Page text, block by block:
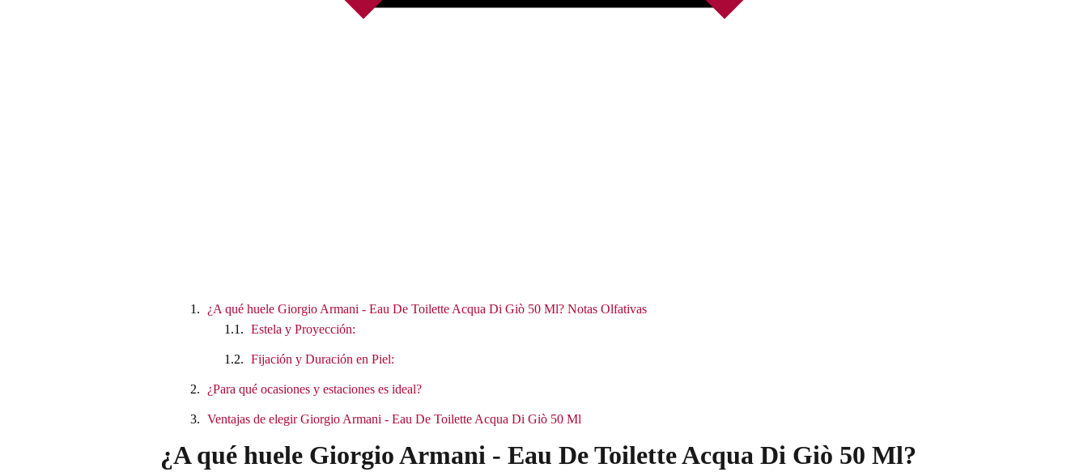
¿A qué huele Giorgio Armani - Eau De Toilette Acqua Di Giò 50 Ml? Notas Olfativas
Estela y Proyección:
Fijación y Duración en Piel:
¿Para qué ocasiones y estaciones es ideal?
Ventajas de elegir Giorgio Armani - Eau De Toilette Acqua Di Giò 50 Ml
¿A qué huele Giorgio Armani - Eau De Toilette Acqua Di Giò 50 Ml?